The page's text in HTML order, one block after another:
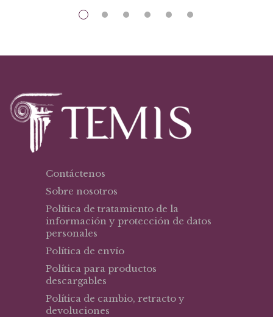
Contáctenos
Sobre nosotros
Política de tratamiento de la
información y protección de datos
personales
Política de envío
Política para productos
descargables
Política de cambio, retracto y
devoluciones